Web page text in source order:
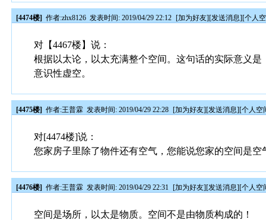
[4474楼] 作者:zhx8126 发表时间: 2019/04/29 22:12 [加为好友][发送消息][个人
对【4467楼】说：
根据以太论，以太充满整个空间。这句话的实际意义
意识性虚空。
[4475楼] 作者:王普霖 发表时间: 2019/04/29 22:28 [加为好友][发送消息][个人空
对[4474楼]说：
您家房子里除了物件还有空气，您能说您家的空间是空
[4476楼] 作者:王普霖 发表时间: 2019/04/29 22:31 [加为好友][发送消息][个人空
空间是场所，以太是物质。空间不是由物质构成的！